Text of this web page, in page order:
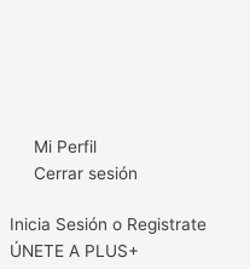
Mi Perfil
Cerrar sesión
Inicia Sesión o Registrate
ÚNETE A PLUS+